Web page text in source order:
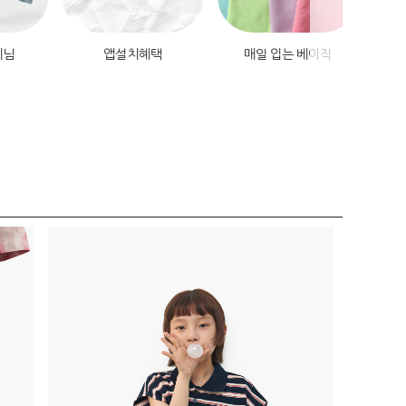
앱설치혜택 매일 입는 베이직